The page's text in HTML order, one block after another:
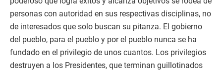
personas con autoridad en sus respectivas disciplinas, no
de interesados que solo buscan su pitanza. El gobierno
del pueblo, para el pueblo y por el pueblo nunca se ha
fundado en el privilegio de unos cuantos. Los privilegios
destruyen a los Presidentes, que terminan guillotinados